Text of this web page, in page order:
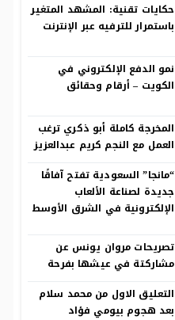
حكايات تقنية: المشهد المتغير
باستمرار للترفيه عبر الإنترنت
نمو الدفع الإلكتروني في
الكويت – أرقام وحقائق
المخرجة كاملة أبو ذكري ترغب
العمل مع النجم كريم عبدالعزيز
“مانجا” السعودية تفتح آفاقًا
جديدة لصناعة الألعاب
الإلكترونية في الشرق الأوسط
تصريحات مروان يونس عن
مشاركتة في عيشها بفرحة
التعليق الاول من محمد سلام
بعد هجوم بيومي فؤاد